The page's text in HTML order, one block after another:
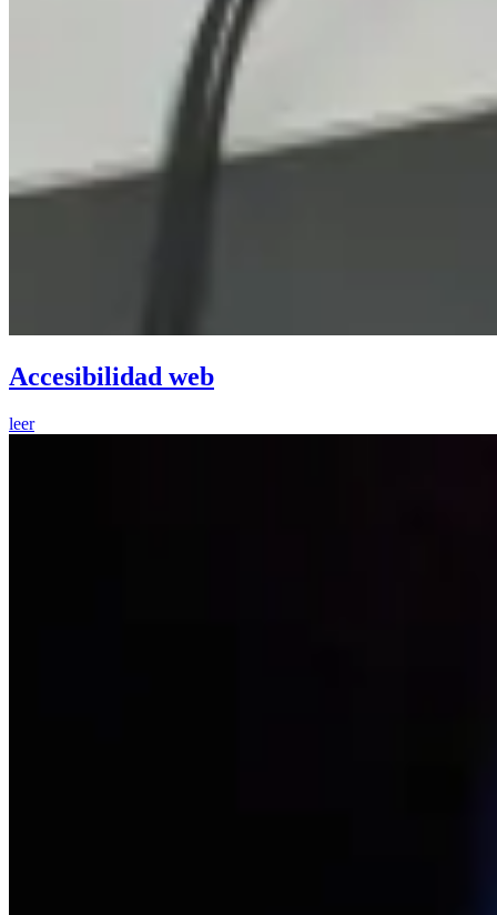
Accesibilidad web
leer